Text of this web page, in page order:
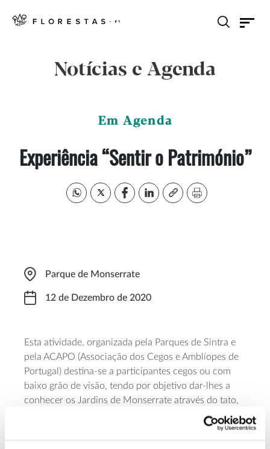
Notícias e Agenda
Em Agenda
Experiência “Sentir o Património”
Parque de Monserrate
12 de Dezembro de 2020
Esta atividade, organizada pela Parques de Sintra e
pela ACAPO (Associação dos Cegos e Amblíopes de
Portugal) destina-se a participantes cegos ou com
baixo grão de visão, tendo por objetivo dar-lhes a
conhecer os Jardins de Monserrate através do tato,
olfato e audição. Serão convidados a tocar na água
da cascata, a perceber variações de temperatura no
ambiente e a conhecer espécies botânicas através